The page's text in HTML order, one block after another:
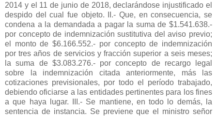
2014 y el 11 de junio de 2018, declarándose injustificado el
despido del cual fue objeto. II.- Que, en consecuencia, se
condena a la demandada a pagar la suma de $1.541.638.-
por concepto de indemnización sustitutiva del aviso previo;
el monto de $6.166.552.- por concepto de indemnización
por tres años de servicios y fracción superior a seis meses;
la suma de $3.083.276.- por concepto de recargo legal
sobre la indemnización citada anteriormente, más las
cotizaciones previsionales, por todo el período trabajado,
debiendo oficiarse a las entidades pertinentes para los fines
a que haya lugar. III.- Se mantiene, en todo lo demás, la
sentencia de instancia. Se previene que el ministro señor